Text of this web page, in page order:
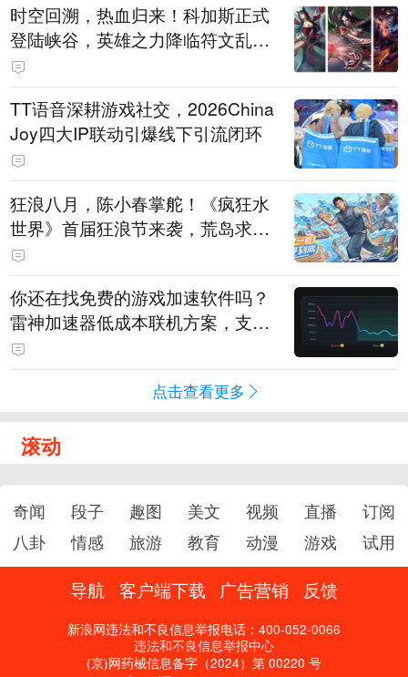
时空回溯，热血归来！科加斯正式
登陆峡谷，英雄之力降临符文乱
斗！
TT语音深耕游戏社交，2026China
Joy四大IP联动引爆线下引流闭环
狂浪八月，陈小春掌舵！《疯狂水
世界》首届狂浪节来袭，荒岛求生
直播即将开启
你还在找免费的游戏加速软件吗？
雷神加速器低成本联机方案，支持
免费试用
点击查看更多
滚动
奇闻 段子 趣图 美文 视频 直播
订阅
八卦
情感 旅游 教育 动漫 游戏 试用
导航 客户端下载 广告营销 反馈
新浪网违法和不良信息举报电话：400-052-0066
违法和不良信息举报中心
(京)网药械信息备字（2024）第 00220 号